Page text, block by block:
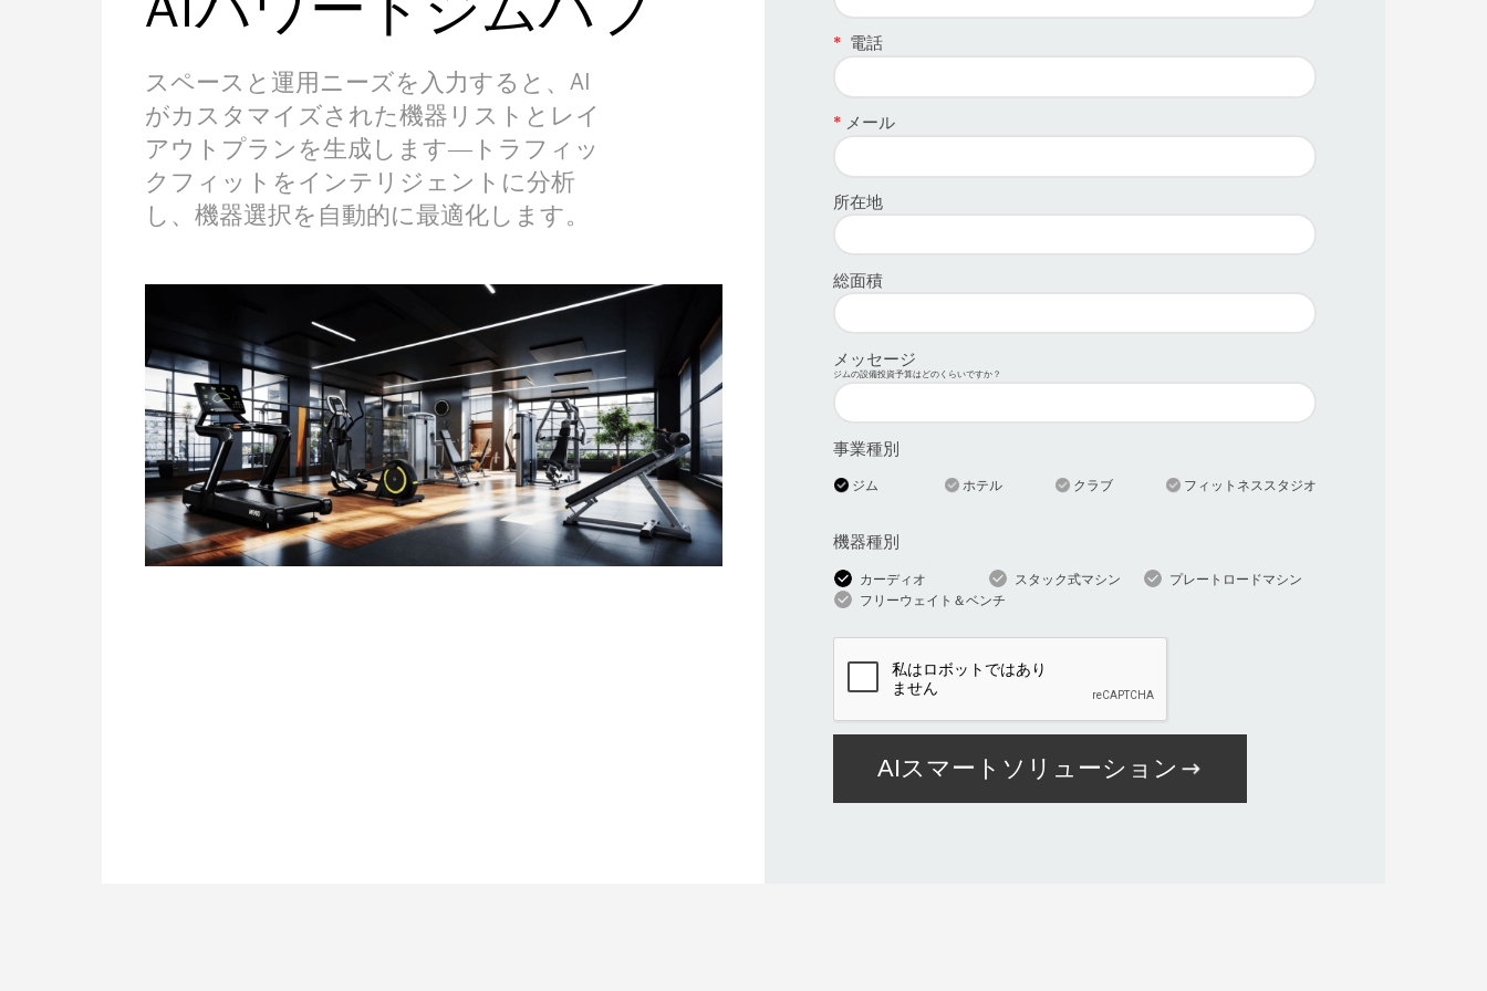
スペースと運用ニーズを入力すると、AI
がカスタマイズされた機器リストとレイ
アウトプランを生成します—トラフィッ
クフィットをインテリジェントに分析
し、機器選択を自動的に最適化します。
* 電話
* メール
所在地
総面積
メッセージ
ジムの設備投資予算はどのくらいですか？
事業種別
ジム ホテル クラブ フィットネススタジオ
機器種別
カーディオ スタック式マシン
プレートロードマシン
フリーウェイト＆ベンチ
AIスマートソリューション